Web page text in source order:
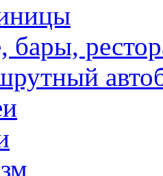
бары,